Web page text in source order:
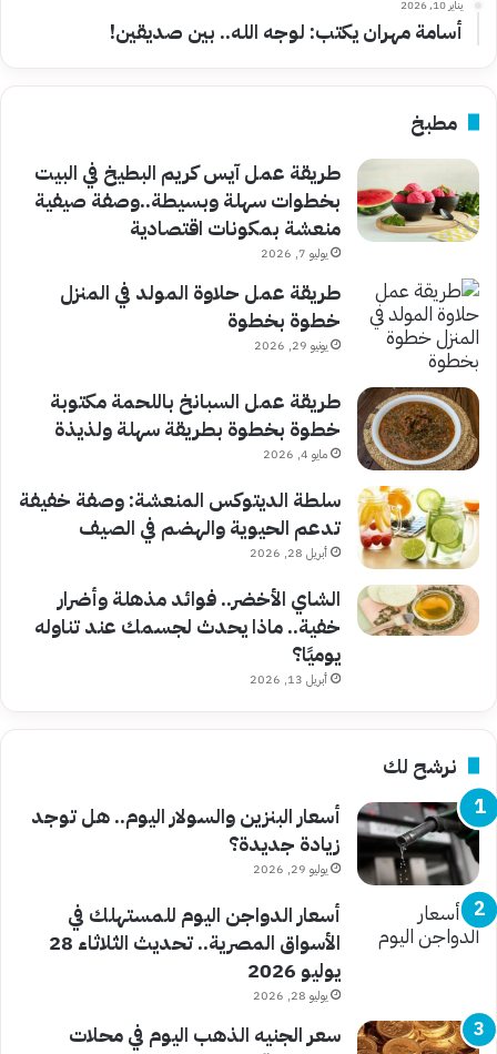
يناير 10, 2026
أسامة مهران يكتب: لوجه الله.. بين صديقين!
مطبخ
طريقة عمل آيس كريم البطيخ في البيت
بخطوات سهلة وبسيطة..وصفة صيفية
منعشة بمكونات اقتصادية
يوليو 7, 2026
طريقة عمل حلاوة المولد في المنزل
خطوة بخطوة
يونيو 29, 2026
طريقة عمل السبانخ باللحمة مكتوبة
خطوة بخطوة بطريقة سهلة ولذيذة
مايو 4, 2026
سلطة الديتوكس المنعشة: وصفة خفيفة
تدعم الحيوية والهضم في الصيف
أبريل 28, 2026
الشاي الأخضر.. فوائد مذهلة وأضرار
خفية.. ماذا يحدث لجسمك عند تناوله
يوميًا؟
أبريل 13, 2026
نرشح لك
أسعار البنزين والسولار اليوم.. هل توجد
زيادة جديدة؟
يوليو 29, 2026
أسعار الدواجن اليوم للمستهلك في
الأسواق المصرية.. تحديث الثلاثاء 28
يوليو 2026
يوليو 28, 2026
سعر الجنيه الذهب اليوم في محلات